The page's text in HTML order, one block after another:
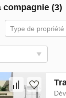
compagnie (3)
Type de propriété